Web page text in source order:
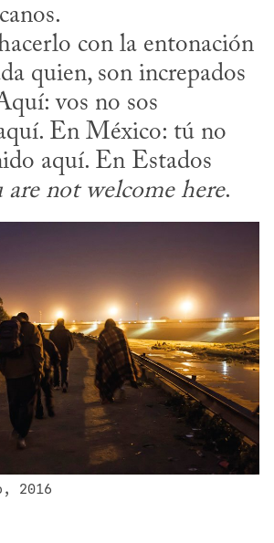
quien, son increpados
vos no sos
En México: tú no
aquí. En Estados
are not welcome here.
2016